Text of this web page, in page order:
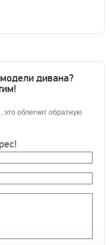
дивана?
облегчит обратную